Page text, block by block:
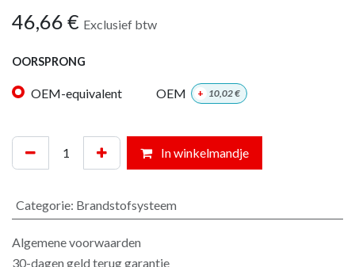
46,66 € Exclusief btw
OORSPRONG
OEM-equivalent OEM + 10,02€
In winkelmandje
Categorie: Brandstofsysteem
Algemene voorwaarden
30-dagen geld terug garantie